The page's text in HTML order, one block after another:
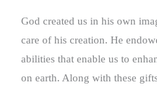
God created us in his own
care of his creation. He
abilities that enable us to
on earth. Along with these